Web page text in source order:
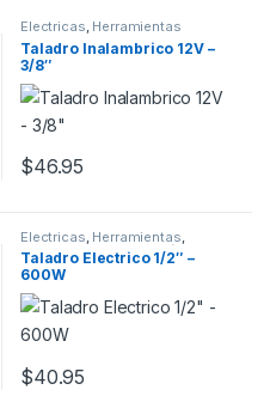
Electricas, Herramientas
Taladro Inalambrico 12V –
3/8″
$46.95
Electricas Herramientas
Mecanico,Por Profesión
Taladro Electrico 1/2″ –
600W
$40.95